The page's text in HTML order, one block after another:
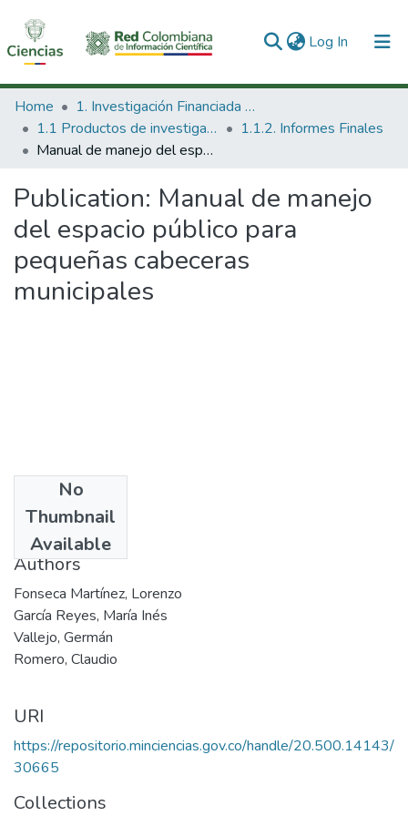
Log In (current)
Communities & Collections
All of DSpace
Home
1. Investigación Financiada con Recursos Públicos
1.1 Productos de investigación
1.1.2. Informes Finales
Manual de manejo del espacio público para pequeñas cabeceras municipales
Publication: Manual de manejo
del espacio público para
pequeñas cabeceras
municipales
No
Thumbnail
Available
1988
Authors
Fonseca Martínez, Lorenzo
García Reyes, María Inés
Vallejo, Germán
Romero, Claudio
URI
https://repositorio.minciencias.gov.co/handle/20.500.14143/
30665
Collections